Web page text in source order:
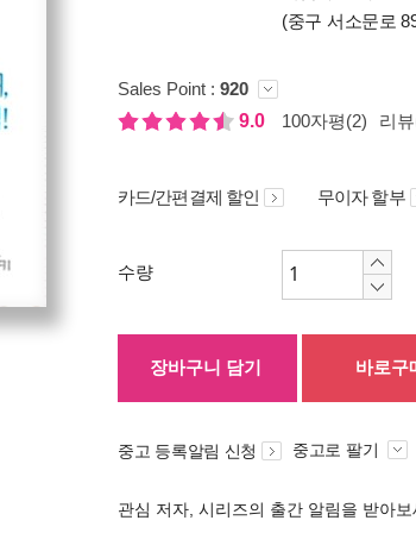
(중구 서소문로
Sales Point : 920
9.0
100자평(2) 리
카드/간편결제 할인 무이자 할부
수량
장바구니 담기 바로구
중고 등록알림 신청 중고로 팔기
관심 저자, 시리즈의 출간 알림을 받아보